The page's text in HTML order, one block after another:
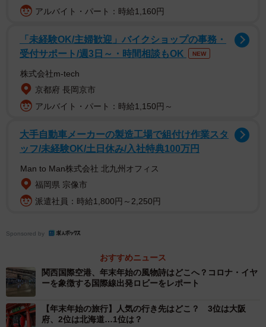
2/5
2025～26年 年末年始 穴場コスパ海外旅行先ランキング（提供画像）
2024年～2025年の年末年始における1泊あたりの平均宿泊
費と平均航空券代のデータに基づいた「穴場コスパ海外旅
行先ランキング」の1位は「釜山」でした。
冬は風が強く、体感温度が低く感じられることもあります
が、冬ならではの旬の新鮮な魚介類を堪能でき、澄んだ空
気の中で眺める海の絶景も魅力です。さらに、観光客も少
続く2位には台湾にある都市「宜蘭（イーラン）」がランク
イン。台北からバスや電車で約1時間とアクセスしやすく、
人気の礁渓温泉でゆったり過ごした後は、小籠包や牡蠣オ
ムレツなど、夜市で味わえるローカルフードもおすすめで
アルバイト・パート：時給1,160円
「未経験OK/主婦歓迎」バイクショップの事務・
受付サポート/週3日～・時間相談もOK
NEW
株式会社m-tech
京都府 長岡京市
アルバイト・パート：時給1,150円～
大手自動車メーカーの製造工場で組付け作業スタ
ッフ/未経験OK/土日休み/入社特典100万円
Man to Man株式会社 北九州オフィス
福岡県 宗像市
派遣社員：時給1,800円～2,250円
Sponsored by
おすすめニュース
関西国際空港、年末年始の風物詩はどこへ？コロナ・イヤ
ーを象徴する国際線出発ロビーをレポート
【年末年始の旅行】人気の行き先はどこ？ 3位は大阪
府、2位は北海道…1位は？